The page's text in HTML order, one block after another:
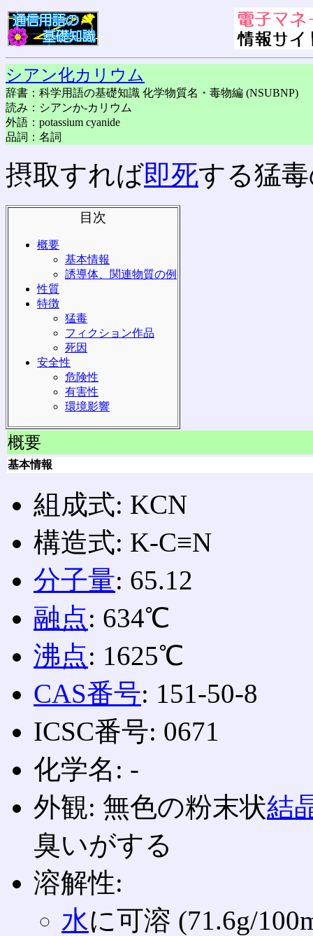
シアン化カリウム
辞書：科学用語の基礎知識 化学物質名・毒物編 (NSUBNP)
読み：シアンか-カリウム
外語：potassium cyanide
品詞：名詞
摂取すれば即死する猛
目次
概要
基本情報
誘導体、関連物質の例
性質
特徴
猛毒
フィクション作品
死因
安全性
危険性
有害性
環境影響
概要
基本情報
組成式: KCN
構造式: K‐C≡N
分子量: 65.12
融点: 634℃
沸点: 1625℃
CAS番号: 151-50-8
ICSC番号: 0671
化学名: ‐
外観: 無色の粉末状結
臭いがする
溶解性:
水に可溶 (71.6g/